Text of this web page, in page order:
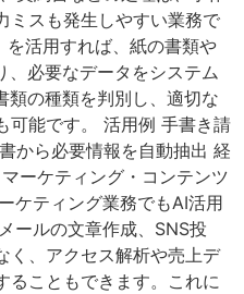
ミスも発生しやすい業務で
活用すれば、紙の書類や
、必要なデータをシステム
類の種類を判別し、適切な
可能です。 活用例 手書き請
から必要情報を自動抽出 経
ーケティング・コンテンツ
ケティング業務でもAI活用
ールの文章作成、SNS投
く、アクセス解析や売上デ
ることもできます。これに